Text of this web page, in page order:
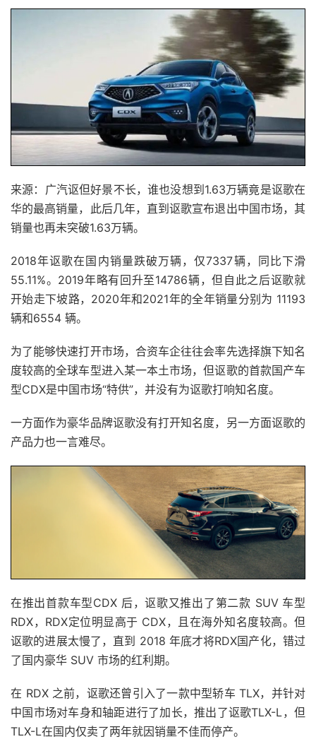
来源：广汽讴但好景不长，谁也没想到1.63万辆竟是讴歌在
华的最高销量，此后几年，直到讴歌宣布退出中国市场，其
销量也再未突破1.63万辆。
2018年讴歌在国内销量跌破万辆，仅7337辆，同比下滑
55.11%。2019年略有回升至14786辆，但自此之后讴歌就
开始走下坡路，2020年和2021年的全年销量分别为 11193
辆和6554 辆。
为了能够快速打开市场，合资车企往往会率先选择旗下知名
度较高的全球车型进入某一本土市场，但讴歌的首款国产车
型CDX是中国市场“特供”，并没有为讴歌打响知名度。
一方面作为豪华品牌讴歌没有打开知名度，另一方面讴歌的
产品力也一言难尽。
在推出首款车型CDX 后，讴歌又推出了第二款 SUV 车型
RDX，RDX定位明显高于 CDX，且在海外知名度较高。但
讴歌的进展太慢了，直到 2018 年底才将RDX国产化，错过
了国内豪华 SUV 市场的红利期。
在 RDX 之前，讴歌还曾引入了一款中型轿车 TLX，并针对
中国市场对车身和轴距进行了加长，推出了讴歌TLX-L，但
TLX-L在国内仅卖了两年就因销量不佳而停产。